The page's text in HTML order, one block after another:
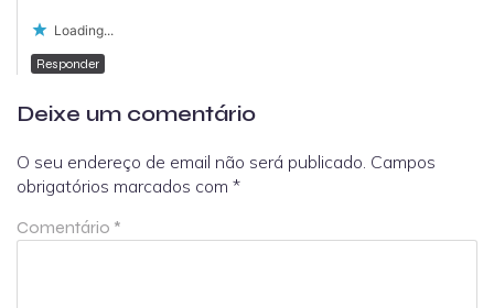
Loading...
Responder
Deixe um comentário
O seu endereço de email não será publicado. Campos
obrigatórios marcados com *
Comentário *